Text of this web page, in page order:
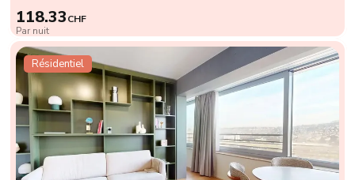
118.33CHF
Par nuit
Résidentiel